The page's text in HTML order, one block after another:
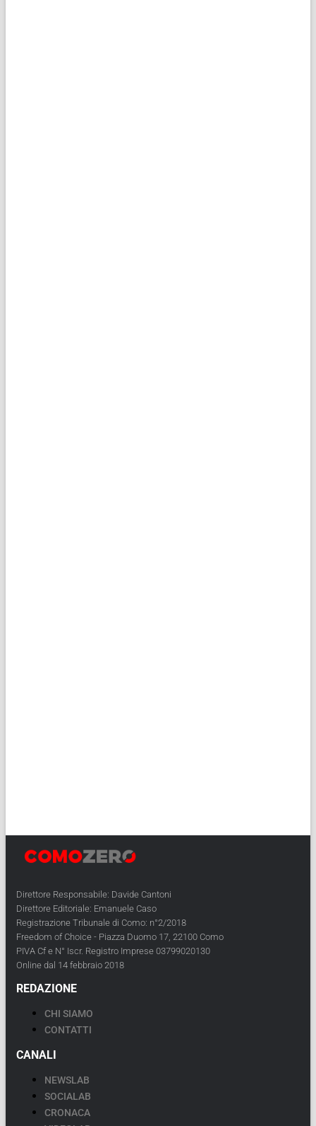
Direttore Responsabile: Davide Cantoni
Direttore Editoriale: Emanuele Caso
Registrazione Tribunale di Como: n°2/2018
Freedom of Choice - Piazza Duomo 17, 22100 Como
PIVA Cf e N° Iscr. Registro Imprese 03799020130
Online dal 14 febbraio 2018
REDAZIONE
CHI SIAMO
CONTATTI
CANALI
NEWSLAB
SOCIALAB
CRONACA